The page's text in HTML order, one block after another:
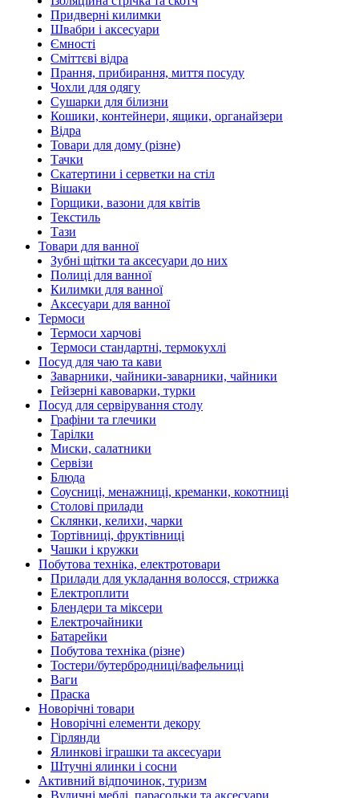
Придверні килимки
Швабри і аксесуари
Ємності
Сміттєві відра
Прання, прибирання, миття посуду
Чохли для одягу
Сушарки для білизни
Кошики, контейнери, ящики, органайзери
Відра
Товари для дому (різне)
Тачки
Скатертини і серветки на стіл
Вішаки
Горщики, вазони для квітів
Текстиль
Тази
Товари для ванної
Зубні щітки та аксесуари до них
Полиці для ванної
Килимки для ванної
Аксесуари для ванної
Термоси
Термоси харчові
Термоси стандартні, термокухлі
Посуд для чаю та кави
Заварники, чайники-заварники, чайники
Гейзерні кавоварки, турки
Посуд для сервірування столу
Графіни та глечики
Тарілки
Миски, салатники
Сервізи
Блюда
Соусниці, менажниці, креманки, кокотниці
Столові прилади
Склянки, келихи, чарки
Тортівниці, фруктівниці
Чашки і кружки
Побутова техніка, електротовари
Прилади для укладання волосся, стрижка
Електроплити
Блендери та міксери
Електрочайники
Батарейки
Побутова техніка (різне)
Тостери/бутербродниці/вафельниці
Ваги
Праска
Новорічні товари
Новорічні елементи декору
Гірлянди
Ялинкові іграшки та аксесуари
Штучні ялинки і сосни
Активний відпочинок, туризм
Вуличні меблі, парасольки та аксесуари